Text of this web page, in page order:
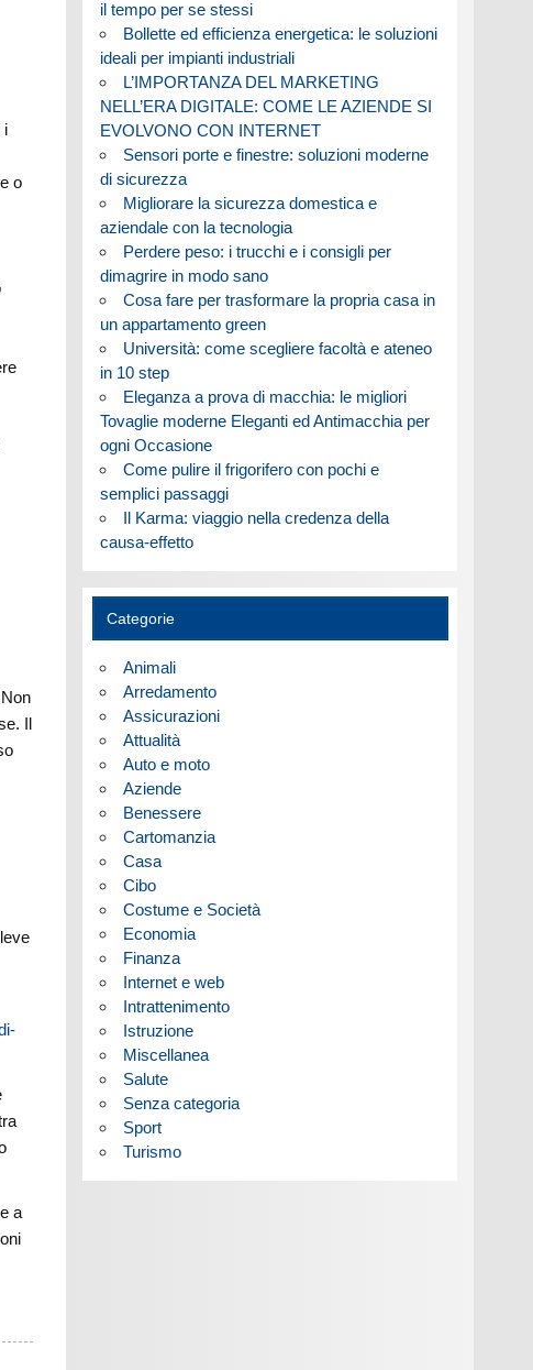
i
o
Il
a
il tempo per se stessi
Bollette ed efficienza energetica: le soluzioni
ideali per impianti industriali
L’IMPORTANZA DEL MARKETING
NELL’ERA DIGITALE: COME LE AZIENDE SI
EVOLVONO CON INTERNET
Sensori porte e finestre: soluzioni moderne
di sicurezza
Migliorare la sicurezza domestica e
aziendale con la tecnologia
Perdere peso: i trucchi e i consigli per
dimagrire in modo sano
Cosa fare per trasformare la propria casa in
un appartamento green
Università: come scegliere facoltà e ateneo
in 10 step
Eleganza a prova di macchia: le migliori
Tovaglie moderne Eleganti ed Antimacchia per
ogni Occasione
Come pulire il frigorifero con pochi e
semplici passaggi
Il Karma: viaggio nella credenza della
causa-effetto
Categorie
Animali
Arredamento
Assicurazioni
Attualità
Auto e moto
Aziende
Benessere
Cartomanzia
Casa
Cibo
Costume e Società
Economia
Finanza
Internet e web
Intrattenimento
Istruzione
Miscellanea
Salute
Senza categoria
Sport
Turismo